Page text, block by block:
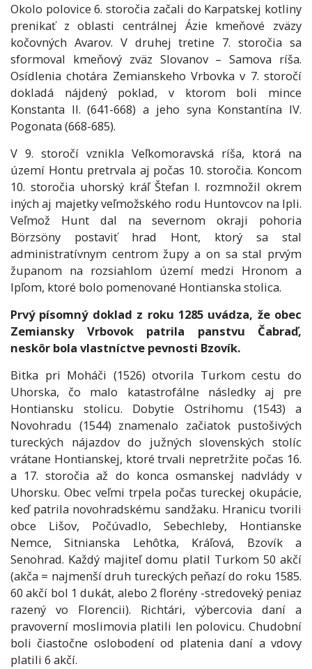
Okolo polovice 6. storočia začali do Karpatskej kotliny
prenikať z oblasti centrálnej Ázie kmeňové zväzy
kočovných Avarov. V druhej tretine 7. storočia sa
sformoval kmeňový zväz Slovanov – Samova ríša.
Osídlenia chotára Zemianskeho Vrbovka v 7. storočí
dokladá nájdený poklad, v ktorom boli mince
Konstanta II. (641-668) a jeho syna Konstantína IV.
Pogonata (668-685).
V 9. storočí vznikla Veľkomoravská ríša, ktorá na
území Hontu pretrvala aj počas 10. storočia. Koncom
10. storočia uhorský kráľ Štefan I. rozmnožil okrem
iných aj majetky veľmožského rodu Huntovcov na Ipli.
Veľmož Hunt dal na severnom okraji pohoria
Börzsöny postaviť hrad Hont, ktorý sa stal
administratívnym centrom župy a on sa stal prvým
županom na rozsiahlom území medzi Hronom a
Ipľom, ktoré bolo pomenované Hontianska stolica.
Prvý písomný doklad z roku 1285 uvádza, že obec
Zemiansky Vrbovok patrila panstvu Čabraď,
neskôr bola vlastníctve pevnosti Bzovík.
Bitka pri Moháči (1526) otvorila Turkom cestu do
Uhorska, čo malo katastrofálne následky aj pre
Hontiansku stolicu. Dobytie Ostrihomu (1543) a
Novohradu (1544) znamenalo začiatok pustošivých
tureckých nájazdov do južných slovenských stolíc
vrátane Hontianskej, ktoré trvali nepretržite počas 16.
a 17. storočia až do konca osmanskej nadvlády v
Uhorsku. Obec veľmi trpela počas tureckej okupácie,
keď patrila novohradskému sandžaku. Hranicu tvorili
obce Lišov, Počúvadlo, Sebechleby, Hontianske
Nemce, Sitnianska Lehôtka, Kráľová, Bzovík a
Senohrad. Každý majiteľ domu platil Turkom 50 akčí
(akča = najmenší druh tureckých peňazí do roku 1585.
60 akčí bol 1 dukát, alebo 2 florény -stredoveký peniaz
razený vo Florencii). Richtári, výbercovia daní a
pravoverní moslimovia platili len polovicu. Chudobní
boli čiastočne oslobodení od platenia daní a vdovy
platili 6 akčí.